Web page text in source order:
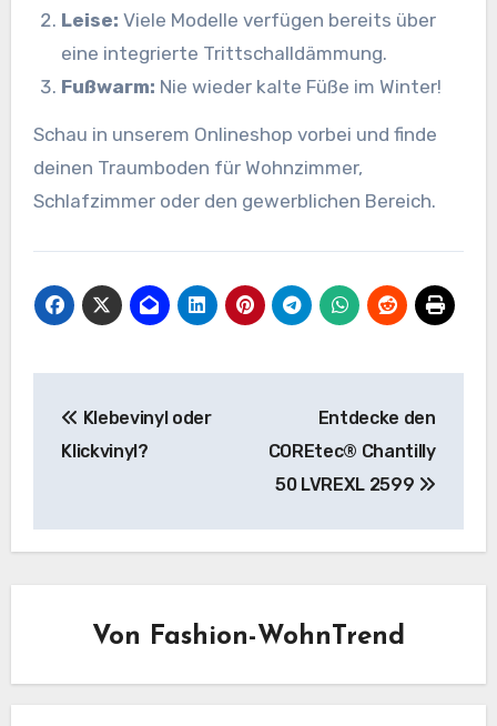
Leise: Viele Modelle verfügen bereits über
eine integrierte Trittschalldämmung.
Fußwarm: Nie wieder kalte Füße im Winter!
Schau in unserem Onlineshop vorbei und finde
deinen Traumboden für Wohnzimmer,
Schlafzimmer oder den gewerblichen Bereich.
Klebevinyl oder
Klickvinyl?
Entdecke den
COREtec® Chantilly
50 LVREXL 2599
Von Fashion-WohnTrend